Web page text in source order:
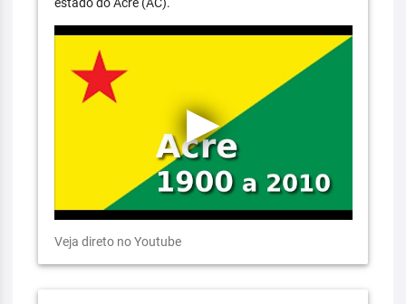
Veja direto no Youtube